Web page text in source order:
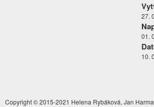
27.
01.
10.
Copyright © 2015-2021 Helena Rybáková, Jan